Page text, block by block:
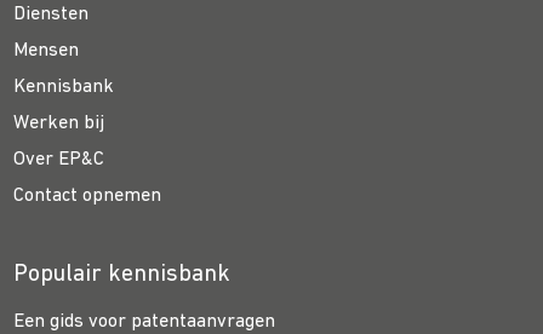
Diensten
Mensen
Kennisbank
Werken bij
Over EP&C
Contact opnemen
Populair kennisbank
Een gids voor patentaanvragen